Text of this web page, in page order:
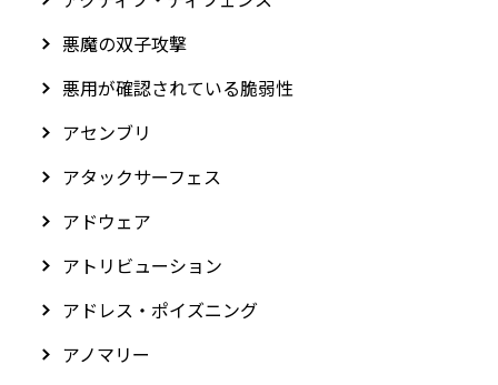
悪魔の双子攻撃
悪用が確認されている脆弱性
アセンブリ
アタックサーフェス
アドウェア
アトリビューション
アドレス・ポイズニング
アノマリー